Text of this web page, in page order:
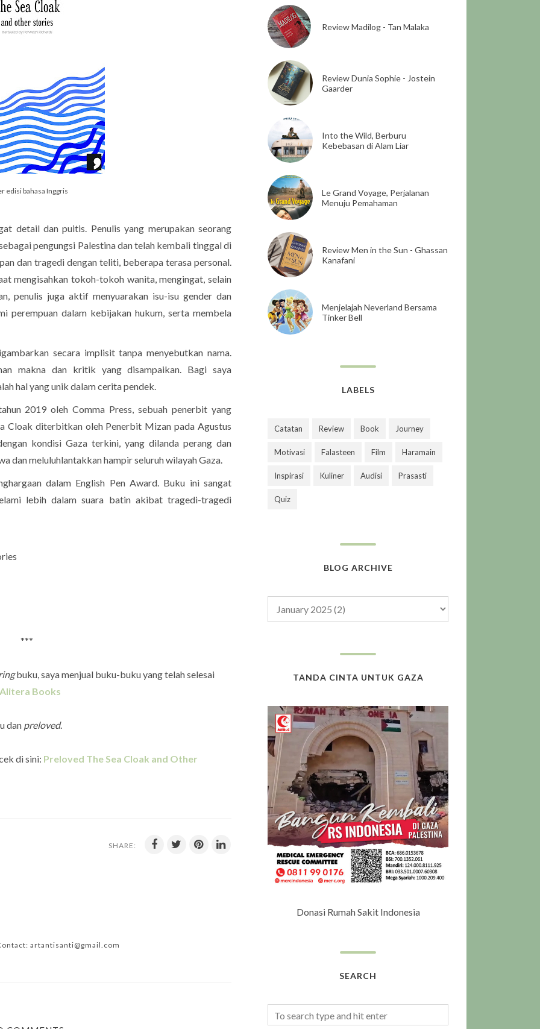
edisi bahasa Inggris
detail dan puitis. Penulis yang merupakan seorang
pengungsi Palestina dan telah kembali tinggal di
dan tragedi dengan teliti, beberapa terasa personal.
mengisahkan tokoh-tokoh wanita, mengingat, selain
penulis juga aktif menyuarakan isu-isu gender dan
perempuan dalam kebijakan hukum, serta membela
secara implisit tanpa menyebutkan nama.
makna dan kritik yang disampaikan. Bagi saya
hal yang unik dalam cerita pendek.
2019 oleh Comma Press, sebuah penerbit yang
Cloak diterbitkan oleh Penerbit Mizan pada Agustus
kondisi Gaza terkini, yang dilanda perang dan
dan meluluhlantakkan hampir seluruh wilayah Gaza.
dalam English Pen Award. Buku ini sangat
lebih dalam suara batin akibat tragedi-tragedi
***
buku, saya menjual buku-buku yang telah selesai
Alitera Books
dan preloved.
di sini: Preloved The Sea Cloak and Other
SHARE:
artantisanti@gmail.com
Review Madilog - Tan Malaka
Review Dunia Sophie - Jostein
Gaarder
Into the Wild, Berburu
Kebebasan di Alam Liar
Le Grand Voyage, Perjalanan
Menuju Pemahaman
Review Men in the Sun - Ghassan
Kanafani
Menjelajah Neverland Bersama
Tinker Bell
LABELS
Catatan Review Book Journey
Motivasi Falasteen Film Haramain
Inspirasi Kuliner Audisi Prasasti
Quiz
BLOG ARCHIVE
TANDA CINTA UNTUK GAZA
Donasi Rumah Sakit Indonesia
SEARCH